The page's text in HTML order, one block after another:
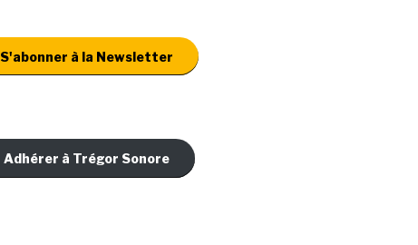
S'abonner à la Newsletter
Adhérer à Trégor Sonore